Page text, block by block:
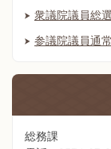
衆議院議員総
参議院議員通
総務課